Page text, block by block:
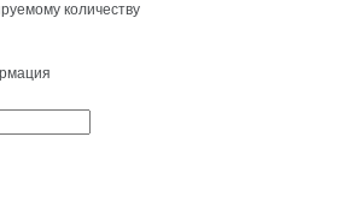
количеству